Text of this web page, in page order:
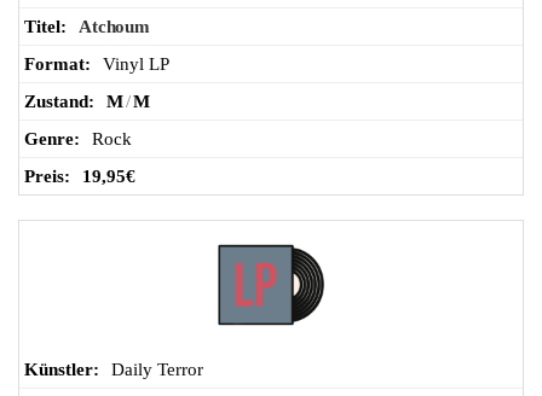
Atchoum
Vinyl LP
M/M
Rock
19,95€
Daily Terror